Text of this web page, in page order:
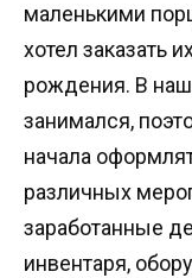
маленькими
хотел заказать
рождения. В
занимался,
начала
различных
заработанные
инвентаря,